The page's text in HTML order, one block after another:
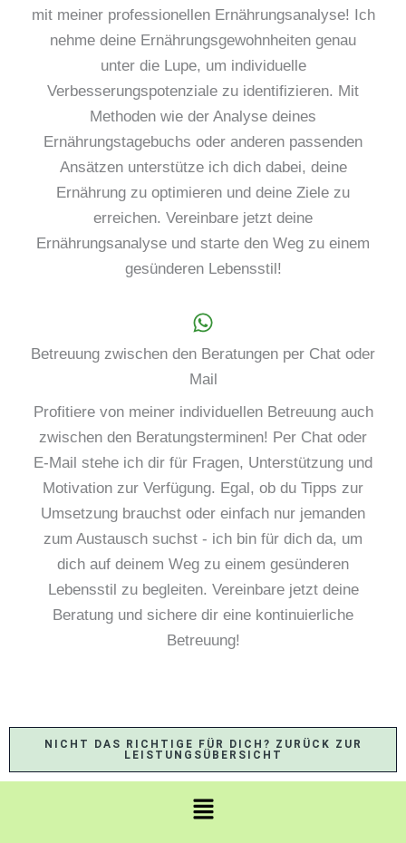
mit meiner professionellen Ernährungsanalyse! Ich
nehme deine Ernährungsgewohnheiten genau
unter die Lupe, um individuelle
Verbesserungspotenziale zu identifizieren. Mit
Methoden wie der Analyse deines
Ernährungstagebuchs oder anderen passenden
Ansätzen unterstütze ich dich dabei, deine
Ernährung zu optimieren und deine Ziele zu
erreichen. Vereinbare jetzt deine
Ernährungsanalyse und starte den Weg zu einem
gesünderen Lebensstil!
Betreuung zwischen den Beratungen per Chat oder
Mail
Profitiere von meiner individuellen Betreuung auch
zwischen den Beratungsterminen! Per Chat oder
E-Mail stehe ich dir für Fragen, Unterstützung und
Motivation zur Verfügung. Egal, ob du Tipps zur
Umsetzung brauchst oder einfach nur jemanden
zum Austausch suchst - ich bin für dich da, um
dich auf deinem Weg zu einem gesünderen
Lebensstil zu begleiten. Vereinbare jetzt deine
Beratung und sichere dir eine kontinuierliche
Betreuung!
NICHT DAS RICHTIGE FÜR DICH? ZURÜCK ZUR
LEISTUNGSÜBERSICHT
Menü